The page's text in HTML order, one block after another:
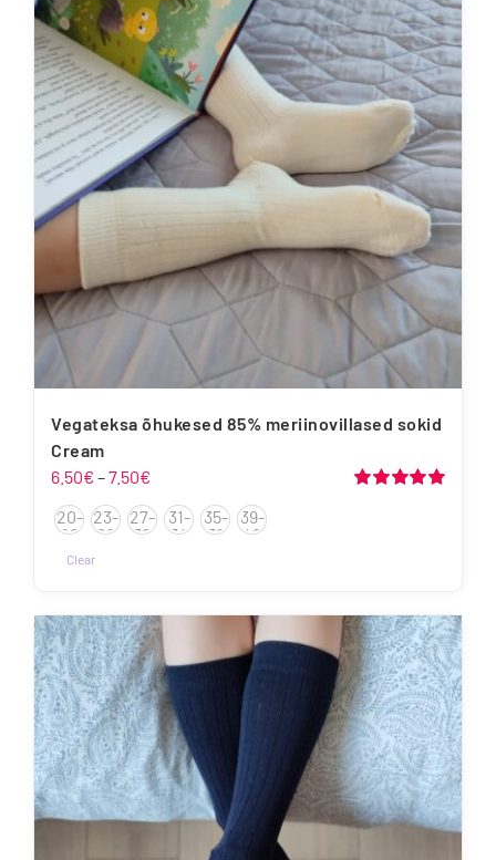
mitu
varianti.
Valikuid
saab
teha
tootelehel.
Vegateksa õhukesed 85% meriinovillased sokid
Cream
6.50€ –7.50€
6.50€
kuni
20-
22
23-
26
27-
30
31-
34
35-
38
39-
42
Clear
tootel
on
mitu
varianti.
Valikuid
saab
teha
tootelehel.